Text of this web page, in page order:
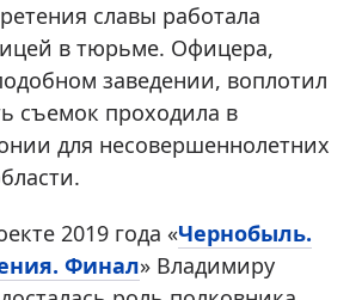
славы работала
в тюрьме. Офицера,
заведении, воплотил
съемок проходила в
для несовершеннолетних
2019 года «Чернобыль.
Финал» Владимиру